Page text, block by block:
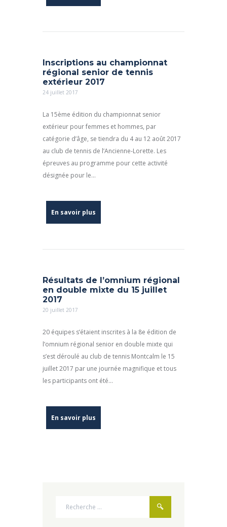
Inscriptions au championnat
régional senior de tennis
extérieur 2017
24 juillet 2017
La 15ème édition du championnat senior
extérieur pour femmes et hommes, par
catégorie d’âge, se tiendra du 4 au 12 août 2017
au club de tennis de l’Ancienne-Lorette. Les
épreuves au programme pour cette activité
désignée pour le...
En savoir plus
Résultats de l’omnium régional
en double mixte du 15 juillet
2017
20 juillet 2017
20 équipes s’étaient inscrites à la 8e édition de
l’omnium régional senior en double mixte qui
s’est déroulé au club de tennis Montcalm le 15
juillet 2017 par une journée magnifique et tous
les participants ont été...
En savoir plus